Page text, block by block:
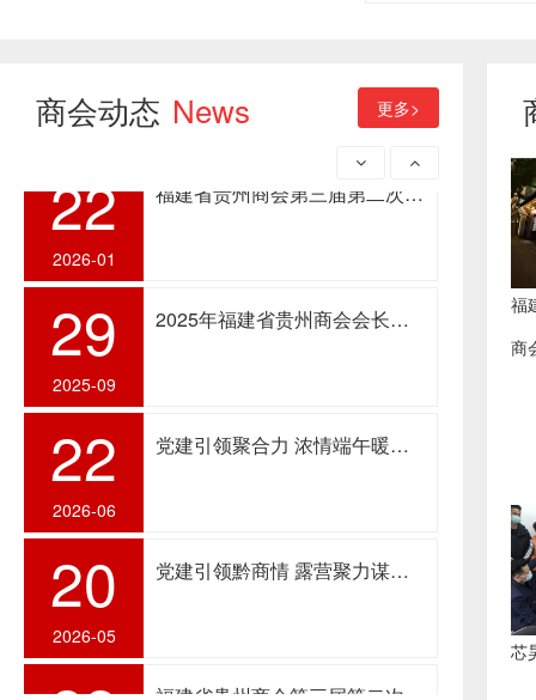
商会动态 News 更多>
22 福建省贵州商会第三届第二次会员大会暨理（监）事会及2025年度迎新晚会成功召开
29
2025-09
22
2026-06
20
2026-05
22
2026-01